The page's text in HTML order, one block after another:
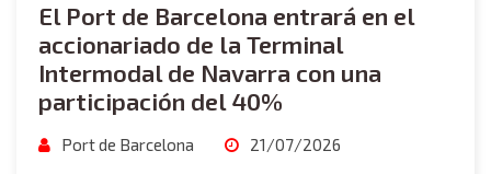
El Port de Barcelona entrará en el
accionariado de la Terminal
Intermodal de Navarra con una
participación del 40%
Port de Barcelona 21/07/2026